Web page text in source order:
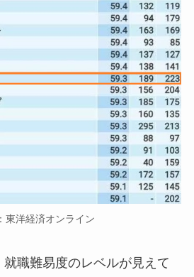
東洋経済オンライン
職難易度のレベルが見えて